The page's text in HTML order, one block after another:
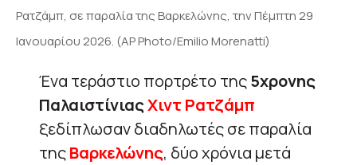
Ρατζάμπ, σε παραλία της Βαρκελώνης, την Πέμπτη 29
Ιανουαρίου 2026. (AP Photo/Emilio Morenatti)
Ένα τεράστιο πορτρέτο της5χρονης
ΠαλαιστίνιαςΧιντ Ρατζάμπ
ξεδίπλωσαν διαδηλωτές σε παραλία
τηςΒαρκελώνης, δύο χρόνια μετά